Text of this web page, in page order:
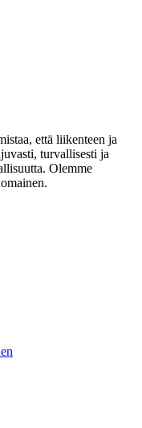
että liikenteen ja
turvallisesti ja
Olemme